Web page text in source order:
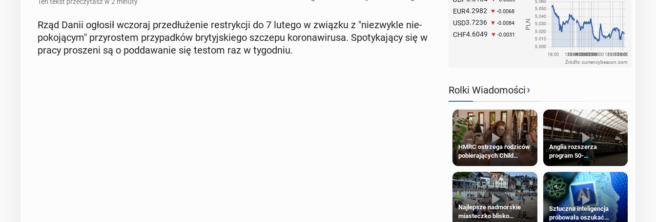
Rząd Danii ogłosił wczoraj prze­dłu­że­nie re­stryk­cji do 7 lutego w związku z "nie­zwy­kle nie­
po­ko­ją­cym" przy­ro­stem przy­pad­ków bry­tyj­skie­go szczepu ko­ro­na­wi­ru­sa. Spo­ty­ka­ją­cy się w
pracy pro­sze­ni są o pod­da­wa­nie się testom raz w ty­go­dniu.
EUR4.2982 -0.0068
USD3.7236 -0.0084
CHF4.6049 -0.0031
Źródło: currencybeacon.com
Rolki Wiadomości›
HMRC ostrzega rodziców
pobierających Child
Benefit. Mogą być
zobowiązani do zwrotu
zasiłku
Anglia rozszerza
program 50-
procentowych zniżek
kolejowych na 18-latków
Najlepsze nadmorskie
miasteczko blisko
Sztuczna inteligencja
próbowała oszukać